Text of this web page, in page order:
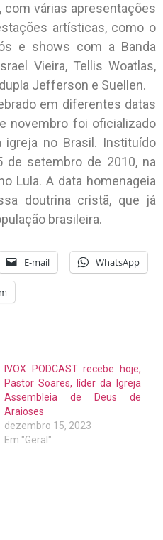
com várias apresentações
artísticas, como o
e shows com a Banda
Vieira, Tellis Woatlas,
Jefferson e Suellen.
em diferentes datas
novembro foi oficializado
no Brasil. Instituído
de setembro de 2010, na
Lula. A data homenageia
doutrina cristã, que já
brasileira.
E-mail WhatsApp
IVOX PODCAST recebe hoje,
Pastor Soares, líder da Igreja
Assembleia de Deus de
Araioses
dezembro 15, 2023
Em "Geral"